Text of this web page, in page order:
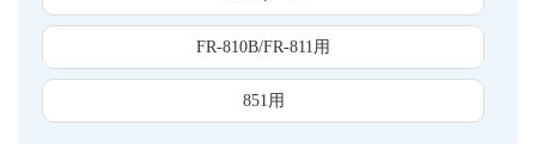
FR-810B/FR-811用
851用